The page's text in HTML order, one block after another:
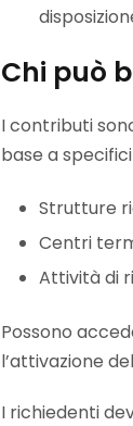
Chi può
I contributi
base a specifici
Strutture
Centri
Attività di
Possono
l’attivazione
I richiedenti